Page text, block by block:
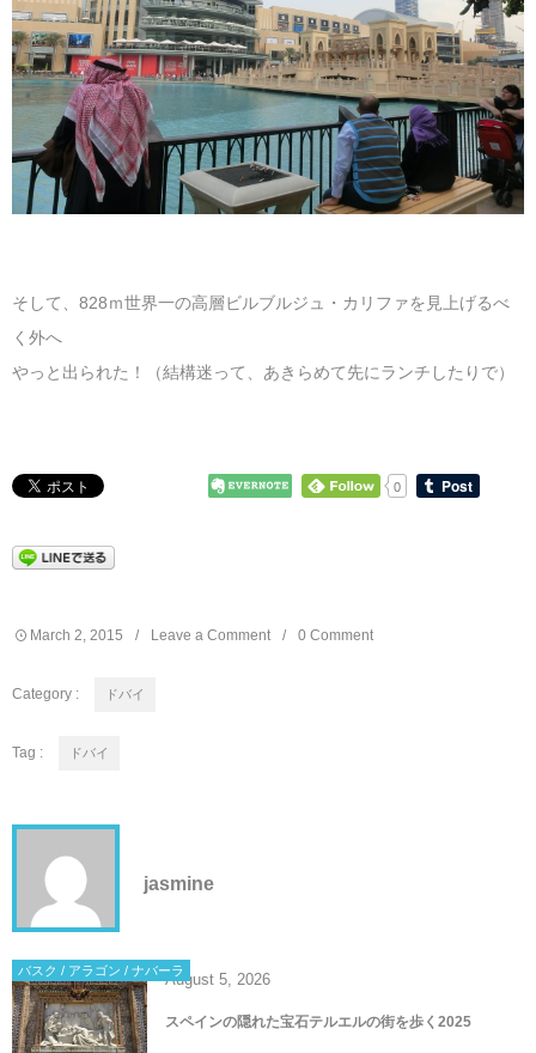
そして、828ｍ世界一の高層ビルブルジュ・カリファを見上げるべ
く外へ
やっと出られた！（結構迷って、あきらめて先にランチしたりで）
0
March 2 2015 Leave a Comment 0 Comment
Category : ドバイ
Tag : ドバイ
jasmine
バスク / アラゴン / ナバーラAugust 5 2026
スペインの隠れた宝石テルエルの街を歩く2025